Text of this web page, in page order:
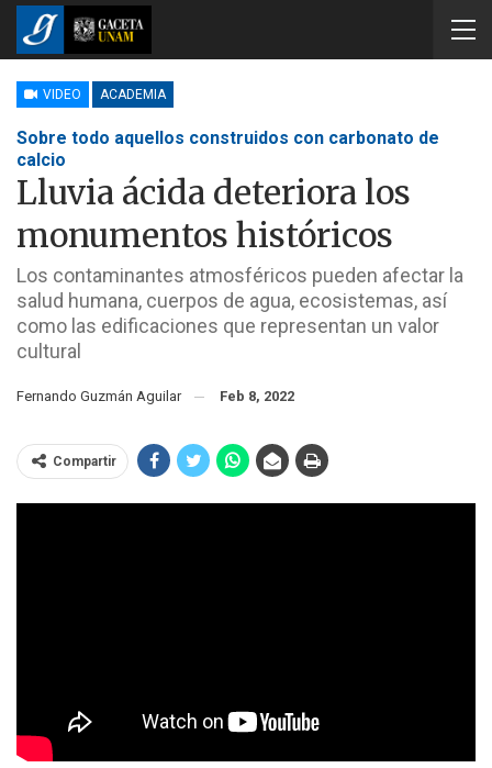
VIDEO ACADEMIA
Sobre todo aquellos construidos con carbonato de
calcio
Lluvia ácida deteriora los
monumentos históricos
Los contaminantes atmosféricos pueden afectar la
salud humana, cuerpos de agua, ecosistemas, así
como las edificaciones que representan un valor
cultural
Fernando Guzmán Aguilar Feb 8, 2022
Compartir